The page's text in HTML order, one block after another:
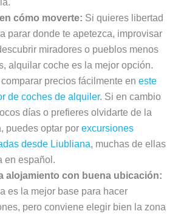
cómo moverte: Si quieres libertad
parar donde te apetezca, improvisar
miradores o pueblos menos
alquilar coche es la mejor opción.
precios fácilmente en este
de coches de alquiler. Si en cambio
días o prefieres olvidarte de la
puedes optar por excursiones
desde Liubliana, muchas de ellas
en español.
alojamiento con buena ubicación:
es la mejor base para hacer
pero conviene elegir bien la zona